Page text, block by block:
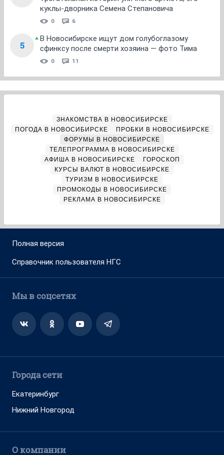
куклы-дворника Семена Степановича
0 6
5
В Новосибирске ищут дом голубоглазому
сфинксу после смерти хозяина — фото Тима
0 11
ЗНАКОМСТВА В НОВОСИБИРСКЕ
ПОГОДА В НОВОСИБИРСКЕ
ПРОБКИ В НОВОСИБИРСКЕ
ФОРУМЫ В НОВОСИБИРСКЕ
ТЕЛЕПРОГРАММА В НОВОСИБИРСКЕ
АФИША В НОВОСИБИРСКЕ
ГОРОСКОП
КУРСЫ ВАЛЮТ В НОВОСИБИРСКЕ
ТУРИЗМ В НОВОСИБИРСКЕ
ПРОМОКОДЫ В НОВОСИБИРСКЕ
РЕКЛАМА В НОВОСИБИРСКЕ
Полная версия
Справочник пользователя НГС
Мы в соцсетях
Города сети
Екатеринбург
Нижний Новгород
О компании